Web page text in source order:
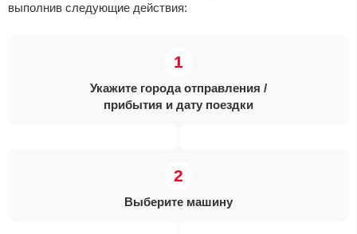
выполнив следующие действия:
Укажите города отправления /
прибытия и дату поездки
Выберите машину